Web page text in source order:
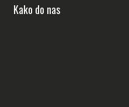
Kako do nas